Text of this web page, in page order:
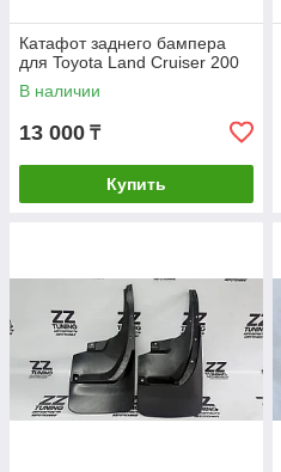
Катафот заднего бампера
для Toyota Land Cruiser 200
В наличии
13 000 ₸
Купить